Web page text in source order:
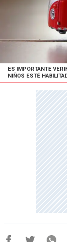
ES IMPORTANTE
NIÑOS ESTÉ